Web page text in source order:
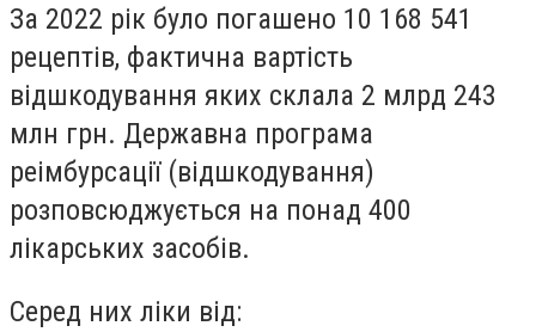
За 2022 рік було погашено 10 168 541
рецептів, фактична вартість
відшкодування яких склала 2 млрд 243
млн грн. Державна програма
реімбурсації (відшкодування)
розповсюджується на понад 400
лікарських засобів.
Серед них ліки від: